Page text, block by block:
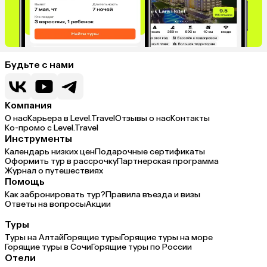
Будьте с нами
Компания
О насКарьера в Level.TravelОтзывы о насКонтакты
Ко-промо с Level.Travel
Инструменты
Календарь низких ценПодарочные сертификаты
Оформить тур в рассрочкуПартнерская программа
Журнал о путешествиях
Помощь
Как забронировать тур?Правила въезда и визы
Ответы на вопросыАкции
Туры
Туры на АлтайГорящие турыГорящие туры на море
Горящие туры в СочиГорящие туры по России
Отели